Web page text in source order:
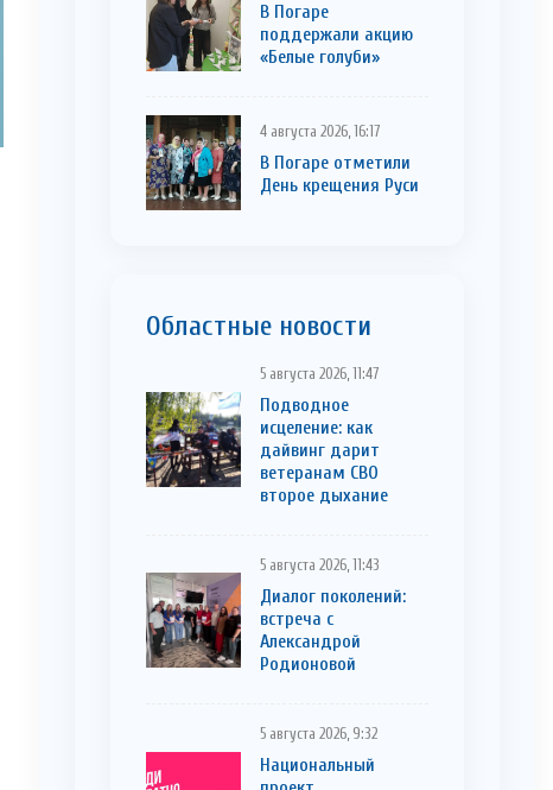
В Погаре
поддержали акцию
«Белые голуби»
4 августа 2026, 16:17
В Погаре отметили
День крещения Руси
Областные новости
5 августа 2026, 11:47
Подводное
исцеление: как
дайвинг дарит
ветеранам СВО
второе дыхание
5 августа 2026, 11:43
Диалог поколений:
встреча с
Александрой
Родионовой
5 августа 2026, 9:32
Национальный